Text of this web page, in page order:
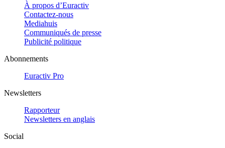
À propos d’Euractiv
Contactez-nous
Mediahuis
Communiqués de presse
Publicité politique
Abonnements
Euractiv Pro
Newsletters
Rapporteur
Newsletters en anglais
Social